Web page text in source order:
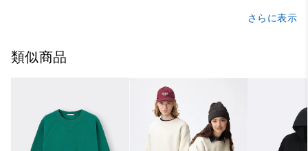
さらに表示
類似商品